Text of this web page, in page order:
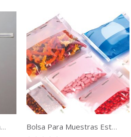
Bolsa Esteril Con Tiosulfato Pq X 100 Bolsa Para Muestras Esteriles Twirl'em. Pqx500